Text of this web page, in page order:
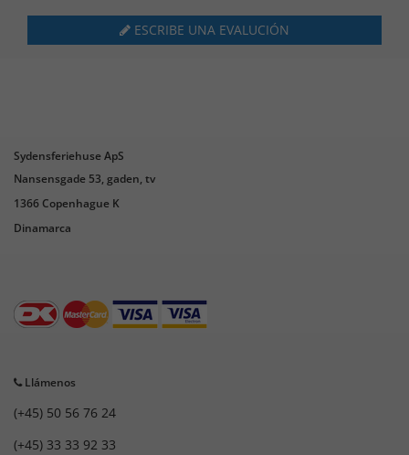
ESCRIBE UNA EVALUCIÓN
Sydensferiehuse ApS
Nansensgade 53, gaden, tv
1366 Copenhague K
Dinamarca
Llámenos
(+45) 50 56 76 24
(+45) 33 33 92 33